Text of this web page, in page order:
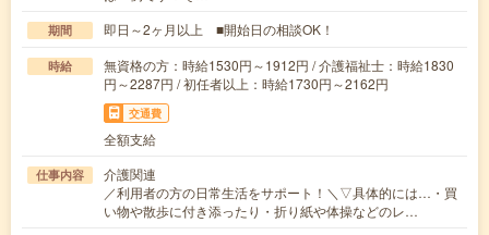
期間 即日～2ヶ月以上 ■開始日の相談OK！
時給
無資格の方：時給1530円～1912円 / 介護福祉士：時給1830
円～2287円 / 初任者以上：時給1730円～2162円
交通費
全額支給
仕事内容
介護関連
／利用者の方の日常生活をサポート！＼▽具体的には…・買
い物や散歩に付き添ったり・折り紙や体操などのレ…